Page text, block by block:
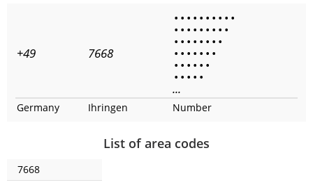
+49 7668
• • • • • • • • • •
• • • • • • • • •
• • • • • • • •
• • • • • • •
• • • • • •
• • • • •
...
Germany Ihringen Number
List of area codes
7668